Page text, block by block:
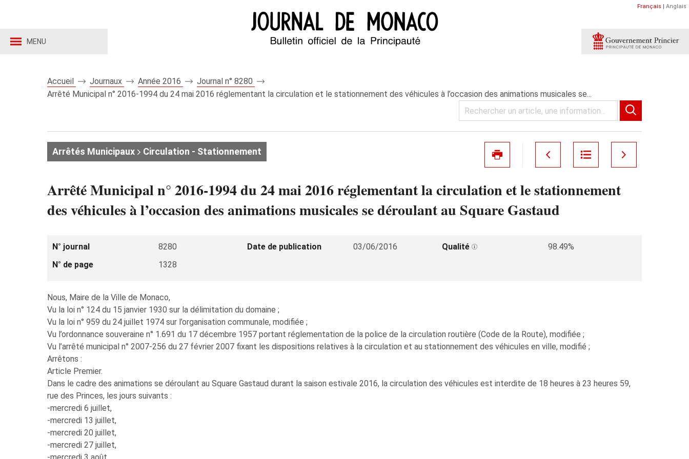
MENU
Français | Anglais
Accueil Journaux Année 2016
Journal n° 8280
Arrêté Municipal n° 2016-1994 du 24 mai 2016 réglementant la circulation et le stationnement des véhicules à l’occasion des animations musicales se...
Arrêtés Municipaux Circulation - Stationnement
Arrêté Municipal n° 2016-1994 du 24 mai 2016 réglementant la circulation et le stationnement
des véhicules à l’occasion des animations musicales se déroulant au Square Gastaud
N° journal 8280 Date de publication 03/06/2016 Qualité
98.49%
N° de page
1328
Nous, Maire de la Ville de Monaco,
Vu la loi n° 124 du 15 janvier 1930 sur la délimitation du domaine ;
Vu la loi n° 959 du 24 juillet 1974 sur l’organisation communale, modifiée ;
Vu l’ordonnance souveraine n° 1.691 du 17 décembre 1957 portant réglementation de la police de la circulation routière (Code de la Route), modifiée ;
Vu l’arrêté municipal n° 2007-256 du 27 février 2007 fixant les dispositions relatives à la circulation et au stationnement des véhicules en ville, modifié ;
Arrêtons :
Article Premier.
Dans le cadre des animations se déroulant au Square Gastaud durant la saison estivale 2016, la circulation des véhicules est interdite de 18 heures à 23 heures 59,
rue des Princes, les jours suivants :
-mercredi 6 juillet,
-mercredi 13 juillet,
-mercredi 20 juillet,
-mercredi 27 juillet,